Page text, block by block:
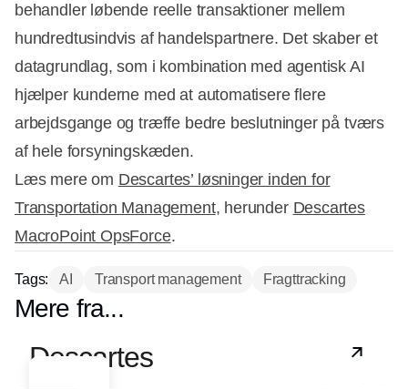
behandler løbende reelle transaktioner mellem
hundredtusindvis af handelspartnere. Det skaber et
datagrundlag, som i kombination med agentisk AI
hjælper kunderne med at automatisere flere
arbejdsgange og træffe bedre beslutninger på tværs
af hele forsyningskæden.
Læs mere om Descartes’ løsninger inden for
Transportation Management, herunder Descartes
MacroPoint OpsForce.
Tags: AI Transport management Fragttracking
Mere fra...
Descartes